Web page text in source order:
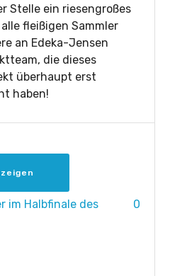
Stelle ein riesengroßes
fleißigen Sammler
an Edeka-Jensen
die dieses
überhaupt erst
haben!
0
im Halbfinale des